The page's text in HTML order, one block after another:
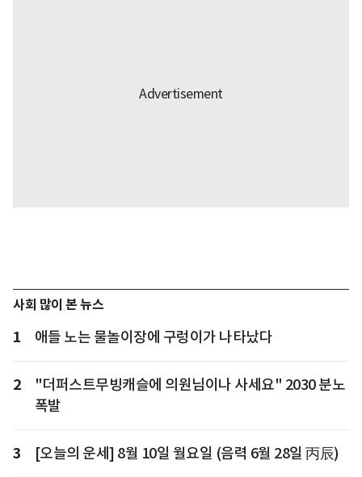
사회 많이 본 뉴스
1 애들 노는 물놀이장에 구렁이가 나타났다
2
"더퍼스트무빙캐슬에 의원님이나 사세요" 2030 분노
폭발
3 [오늘의 운세] 8월 10일 월요일 (음력 6월 28일 丙辰)